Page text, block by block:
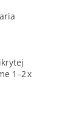
1–2 x